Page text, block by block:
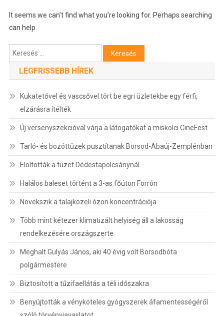
It seems we can’t find what you’re looking for. Perhaps searching
can help.
Keresés:
LEGFRISSEBB HÍREK
Kukatetővel és vascsővel tört be egri üzletekbe egy férfi,
elzárásra ítélték
Új versenyszekcióval várja a látogatókat a miskolci CineFest
Tarló- és bozóttüzek pusztítanak Borsod-Abaúj-Zemplénban
Eloltották a tüzet Dédestapolcsánynál
Halálos baleset történt a 3-as főúton Forrón
Növekszik a talajközeli ózon koncentrációja
Több mint kétezer klimatizált helyiség áll a lakosság
rendelkezésére országszerte
Meghalt Gulyás János, aki 40 évig volt Borsodbóta
polgármestere
Biztosított a tűzifaellátás a téli időszakra
Benyújtották a vényköteles gyógyszerek áfamentességéről